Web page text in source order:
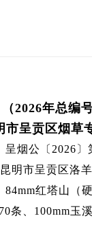
（2026年总编
市呈贡区烟草
呈烟公〔2026〕
明市呈贡区洛
红塔山（
条、100mm玉